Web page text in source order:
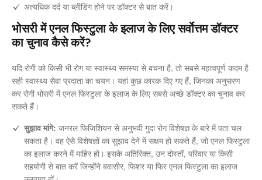
अत्यधिक दर्द या ब्लीडिंग होने पर डॉक्टर से बात करें।
भोसरी में एनल फिस्टुला के इलाज के लिए सर्वोत्तम डॉक्टर
का चुनाव कैसे करें?
यदि रोगी को किसी भी रोग या स्वास्थ्य समस्या से बचना है, तो सबसे महत्वपूर्ण कदम है
सही स्वास्थ्य सेवा प्रदाता का चयन। यहां कुछ कारक दिए गए हैं, जिनका अनुसरण
कर रोगी भोसरी में एनल फिस्टुला के इलाज के लिए सबसे अच्छे डॉक्टर का चुनाव कर
सकते हैं।
सुझाव मांगे: जनरल फिजिशियन से अनुभवी गुदा रोग विशेषज्ञ के बारे में पता चल
सकता है। वह ऐसे विशेषज्ञों का सुझाव देने में सक्षम हो सकते हैं, जो एनल फिस्टुला
का इलाज करने में माहिर हो। इसके अतिरिक्त, उन दोस्तों, परिवार या किसी
सहयोगी से बात करें जिन्होंने बवासीर, फिशर या फिर एनल फिस्टुला का इलाज